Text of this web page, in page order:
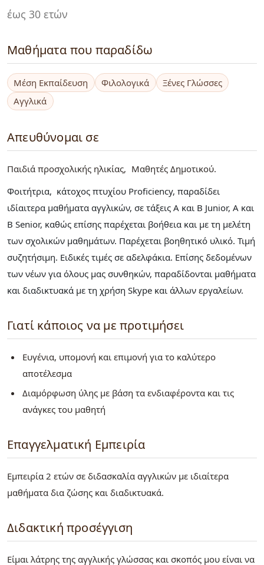
έως 30 ετών
Μαθήματα που παραδίδω
Μέση Εκπαίδευση Φιλολογικά
Ξένες Γλώσσες
Αγγλικά
Απευθύνομαι σε
Παιδιά προσχολικής ηλικίας
Μαθητές Δημοτικού
Φοιτήτρια, κάτοχος πτυχίου Proficiency, παραδίδει
ιδίαιτερα μαθήματα αγγλικών, σε τάξεις A και B Junior, A και
B Senior, καθώς επίσης παρέχεται βοήθεια και με τη μελέτη
των σχολικών μαθημάτων. Παρέχεται βοηθητικό υλικό. Τιμή
συζητήσιμη. Ειδικές τιμές σε αδελφάκια. Επίσης δεδομένων
των νέων για όλους μας συνθηκών, παραδίδονται μαθήματα
και διαδικτυακά με τη χρήση Skype και άλλων εργαλείων.
Γιατί κάποιος να με προτιμήσει
Ευγένια, υπομονή και επιμονή για το καλύτερο
αποτέλεσμα
Διαμόρφωση ύλης με βάση τα ενδιαφέροντα και τις
ανάγκες του μαθητή
Επαγγελματική Εμπειρία
Εμπειρία 2 ετών σε διδασκαλία αγγλικών με ιδιαίτερα
μαθήματα δια ζώσης και διαδικτυακά.
Διδακτική προσέγγιση
Είμαι λάτρης της αγγλικής γλώσσας και σκοπός μου είναι να